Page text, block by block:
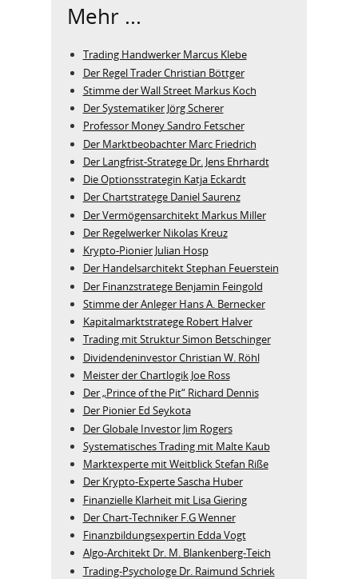
Mehr ...
Trading Handwerker Marcus Klebe
Der Regel Trader Christian Böttger
Stimme der Wall Street Markus Koch
Der Systematiker Jörg Scherer
Professor Money Sandro Fetscher
Der Marktbeobachter Marc Friedrich
Der Langfrist-Stratege Dr. Jens Ehrhardt
Die Optionsstrategin Katja Eckardt
Der Chartstratege Daniel Saurenz
Der Vermögensarchitekt Markus Miller
Der Regelwerker Nikolas Kreuz
Krypto-Pionier Julian Hosp
Der Handelsarchitekt Stephan Feuerstein
Der Finanzstratege Benjamin Feingold
Stimme der Anleger Hans A. Bernecker
Kapitalmarktstratege Robert Halver
Trading mit Struktur Simon Betschinger
Dividendeninvestor Christian W. Röhl
Meister der Chartlogik Joe Ross
Der „Prince of the Pit“ Richard Dennis
Der Pionier Ed Seykota
Der Globale Investor Jim Rogers
Systematisches Trading mit Malte Kaub
Marktexperte mit Weitblick Stefan Riße
Der Krypto-Experte Sascha Huber
Finanzielle Klarheit mit Lisa Giering
Der Chart-Techniker F.G Wenner
Finanzbildungsexpertin Edda Vogt
Algo‑Architekt Dr. M. Blankenberg‑Teich
Trading-Psychologe Dr. Raimund Schriek